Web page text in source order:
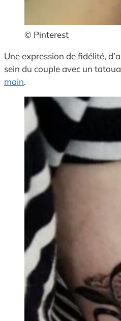
© Pinterest
Une expression de fidélité,
sein du couple avec un
main.